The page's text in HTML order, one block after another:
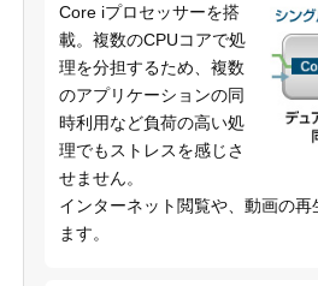
Core iプロセッサーを搭
載。複数のCPUコアで処
理を分担するため、複数
のアプリケーションの同
時利用など負荷の高い処
理でもストレスを感じさ
せません。
インターネット閲覧や、動画の
ます。